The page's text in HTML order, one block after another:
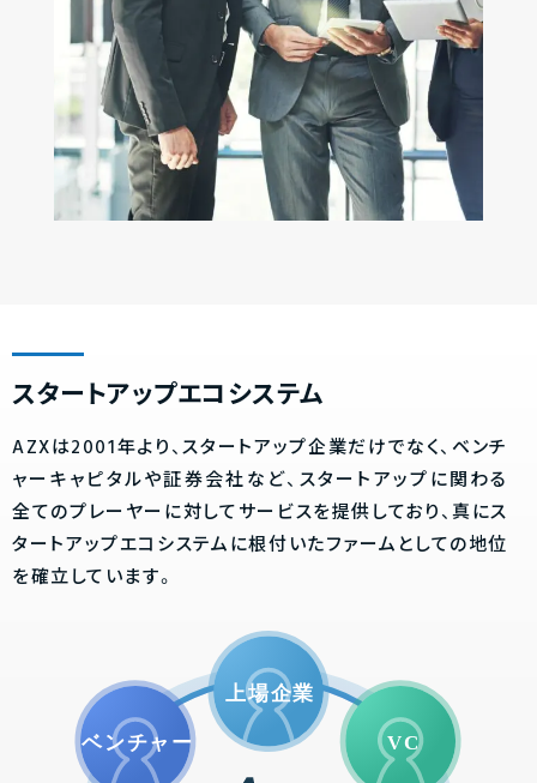
スタートアップエコシステム
AZXは2001年より、スタートアップ企業だけでなく、ベンチ
ャーキャピタルや証券会社など、スタートアップに関わる
全てのプレーヤーに対してサービスを提供しており、真にス
タートアップエコシステムに根付いたファームとしての地位
を確立しています。